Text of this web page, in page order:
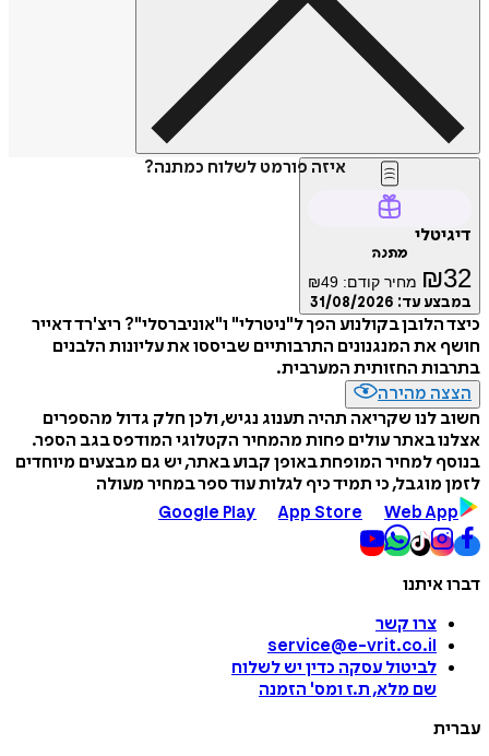
איזה פורמט לשלוח כמתנה?
דיגיטלי
מתנה
₪32 מחיר קודם: ₪49
במבצע עד: 31/08/2026
כיצד הלובן בקולנוע הפך ל"ניטרלי" ו"אוניברסלי"? ריצ'רד דאייר
חושף את המנגנונים התרבותיים שביססו את עליונות הלבנים
בתרבות החזותית המערבית.
הצצה מהירה
חשוב לנו שקריאה תהיה תענוג נגיש, ולכן חלק גדול מהספרים
אצלנו באתר עולים פחות מהמחיר הקטלוגי המודפס בגב הספר.
בנוסף למחיר המופחת באופן קבוע באתר, יש גם מבצעים מיוחדים
לזמן מוגבל, כי תמיד כיף לגלות עוד ספר במחיר מעולה
Google Play
App Store Web App
דברו איתנו
צרו קשר
service@e-vrit.co.il
לביטול עסקה כדין יש לשלוח
שם מלא, ת.ז ומס' הזמנה
עברית